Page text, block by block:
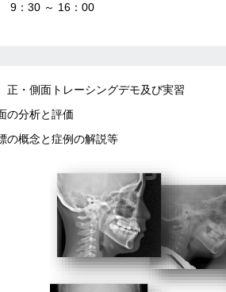
9：30 ～ 16：00
正・側面トレーシングデモ及び実習
の分析と評価
の概念と症例の解説等